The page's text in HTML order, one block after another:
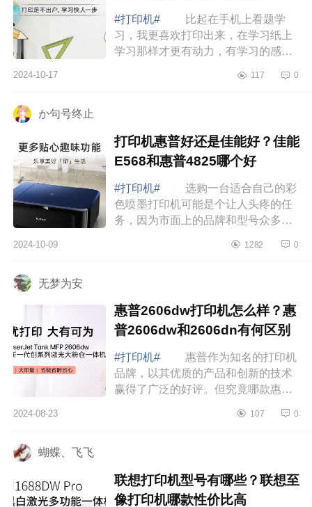
#打印机#
比起在手机上看题学
习，我更喜欢打印出来，在学习纸上
学习那样才更有动力，有学习的感
打印机好用吗？佳能E568和G3832哪
2024-10-17 117 0
か句号终止
打印机惠普好还是佳能好？佳能
E568和惠普4825哪个好
#打印机#
选购一台适合自己的彩
色喷墨打印机可能是个让人头疼的任
务，因为市面上的品牌和型号众多，
下打印机惠普好还是佳能好？佳能
2024-10-09 1282 0
无梦为安
惠普2606dw打印机怎么样？惠
普2606dw和2606dn有何区别
#打印机#
惠普作为知名的打印机
品牌，以其优质的产品和创新的技术
赢得了广泛的好评。但究竟哪款惠普
2024-08-23 107 0
蝴蝶、飞飞
联想打印机型号有哪些？联想至
像打印机哪款性价比高